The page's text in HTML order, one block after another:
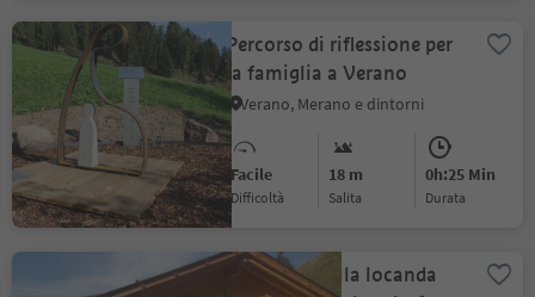
Percorso di riflessione per
la famiglia a Verano
Verano, Merano e dintorni
Facile
Difficoltà
18 m
Salita
0h:25 Min
durata
Escursione alla locanda